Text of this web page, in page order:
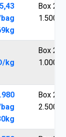
Box
kg
Box
Box